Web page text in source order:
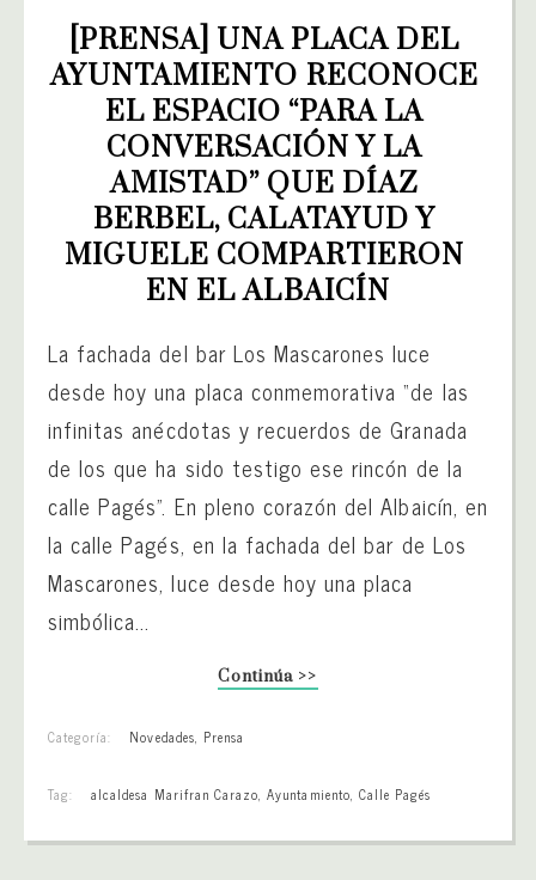
[PRENSA] UNA PLACA DEL
AYUNTAMIENTO RECONOCE
EL ESPACIO “PARA LA
CONVERSACIÓN Y LA
AMISTAD” QUE DÍAZ
BERBEL, CALATAYUD Y
MIGUELE COMPARTIERON
EN EL ALBAICÍN
La fachada del bar Los Mascarones luce
desde hoy una placa conmemorativa “de las
infinitas anécdotas y recuerdos de Granada
de los que ha sido testigo ese rincón de la
calle Pagés”. En pleno corazón del Albaicín, en
la calle Pagés, en la fachada del bar de Los
Mascarones, luce desde hoy una placa
simbólica...
Continúa >>
Categoría: Novedades, Prensa
Tag: alcaldesa Marifran Carazo,Ayuntamiento, Calle Pagés